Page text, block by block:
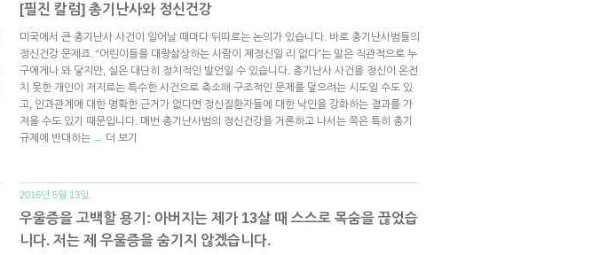
[필진 칼럼] 총기난사와 정신건강
미국에서 큰 총기난사 사건이 일어날 때마다 뒤따르는 논의가 있습니다. 바로 총기난사범들의
정신건강 문제죠. “어린이들을 대량살상하는 사람이 제정신일 리 없다”는 말은 직관적으로 누
구에게나 와 닿지만, 실은 대단히 정치적인 발언일 수 있습니다. 총기난사 사건을 정신이 온전
치 못한 개인이 저지르는 특수한 사건으로 축소해 구조적인 문제를 덮으려는 시도일 수도 있
고, 인과관계에 대한 명확한 근거가 없다면 정신질환자들에 대한 낙인을 강화하는 결과를 가
져올 수도 있기 때문입니다. 매번 총기난사범의 정신건강을 거론하고 나서는 쪽은 특히 총기
규제에 반대하는 → 더 보기
2016년 5월 13일.
우울증을 고백할 용기: 아버지는 제가 13살 때 스스로 목숨을 끊었습
니다. 저는 제 우울증을 숨기지 않겠습니다.